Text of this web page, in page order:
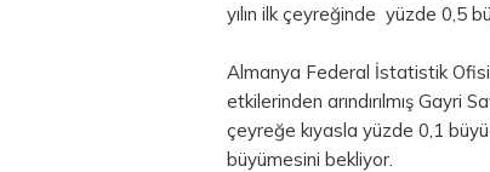
yılın ilk çeyreğinde yüzde 0,5
Almanya Federal İstatistik
etkilerinden arındırılmış Gayri
çeyreğe kıyasla yüzde 0,1
büyümesini bekliyor.